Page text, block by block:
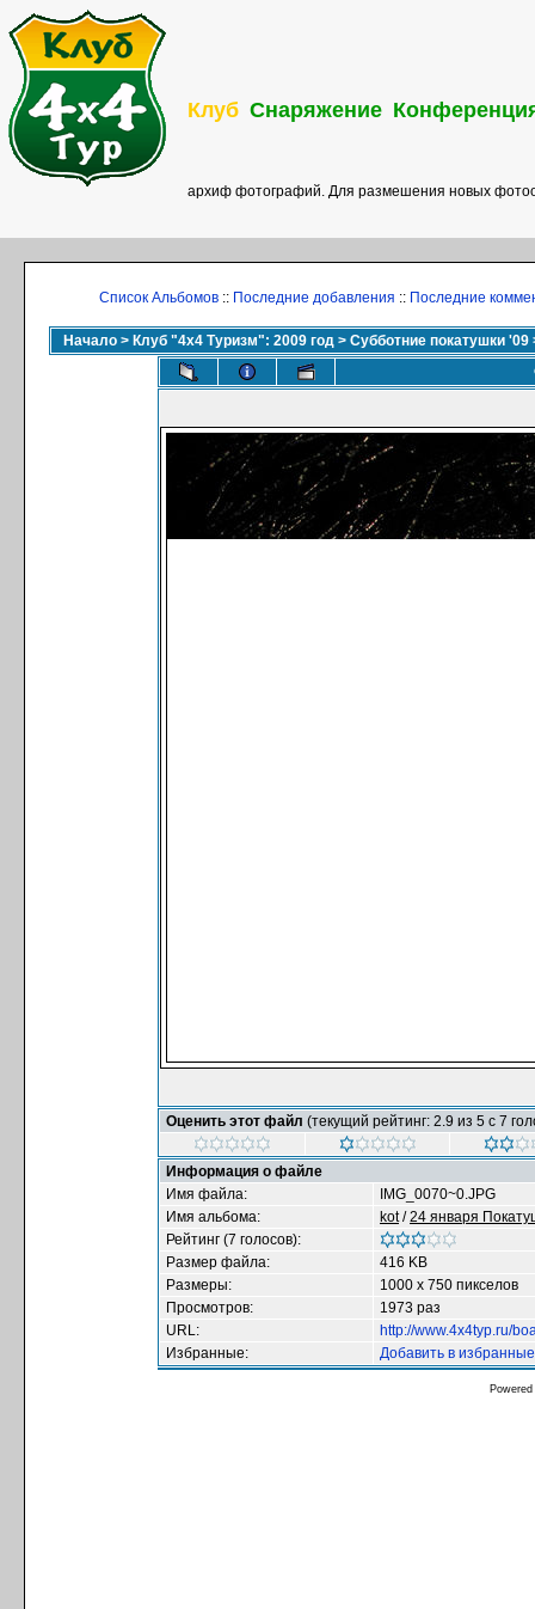
Клуб Снаряжение
архиф фотографий. Для размешения новых
Список Альбомов:: Последние добавления :: Последние
Начало > Клуб "4х4 Туризм": 2009 год > Субботние покатушки '09
Оценить этот файл (текущий рейтинг: 2.9 из 5 с 7
Информация о файле
Имя файла:
IMG_0070~0.JPG
Имя альбома:
kot/24 января
Рейтинг (7 голосов):
Размер файла:
416 KB
Размеры:
1000 x 750 пикселов
Просмотров:
1973 раз
URL:
http://www.4x4typ.ru/
Избранные:
Добавить в избранные